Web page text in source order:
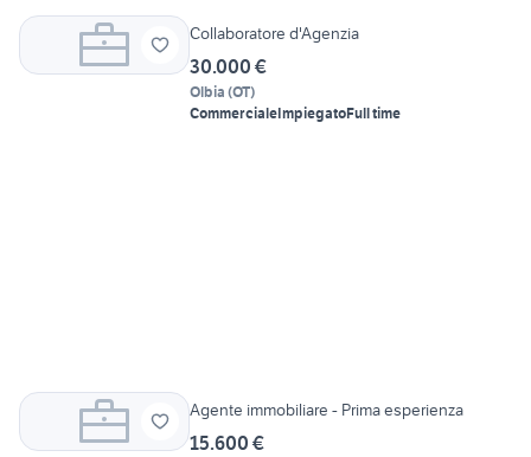
Collaboratore d'Agenzia
30.000 €
Olbia (OT)
CommercialeImpiegatoFull time
Agente immobiliare - Prima esperienza
15.600 €